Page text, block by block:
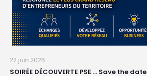
22 juin 2026
SOIRÉE DÉCOUVERTE PSE … Save the date